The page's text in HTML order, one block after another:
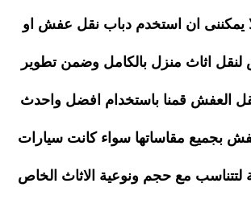
يمكننى ان استخدم دباب نقل عفش او
اثاث منزل بالكامل وضمن تطوير
العفش قمنا باستخدام افضل واحدث
بجميع مقاساتها سواء كانت سيارات
لتتناسب مع حجم ونوعية الاثاث الخاص